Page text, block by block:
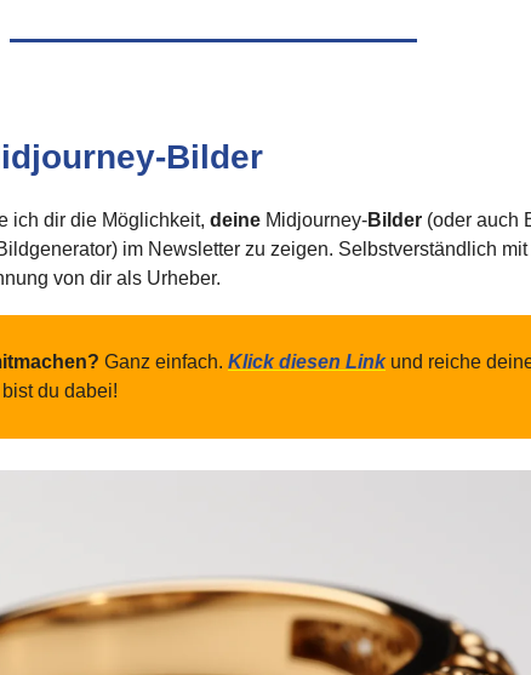
Bilder
ich dir die Möglichkeit, deine Midjourney-Bilder (oder auch
im Newsletter zu zeigen. Selbstverständlich mit
von dir als Urheber.
Ganz einfach. Klick diesen Linkund reiche
du dabei!